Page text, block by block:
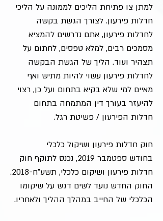
למתן צו פתיחת הליכים לממונה על הליכי
חדלות פירעון. לצורך הגשת בקשה
לחדלות פירעון, אתם נדרשים להמציא
מסמכים רבים, למלא טפסים, לחתום על
תצהיר ועוד. הליך של הגשת הבקשה
לחדלות פירעון עשוי להיות מתיש ואף
מאיים למי שלא בקיא בתחום ועל כן, רצוי
להיעזר בעורך דין המתמחה בתחום
חדלות הפירעון / פשיטת רגל.
חוק חדלות פירעון ושיקול כלכלי
בחודש ספטמבר 2019, נכנס לתוקף חוק
חדלות פירעון ושיקום כלכלי, תשע"ח-2018.
החוק החדש נועד לשים דגש על שיקומו
הכלכלי של החייב במהלך ההליך ולאחריו.